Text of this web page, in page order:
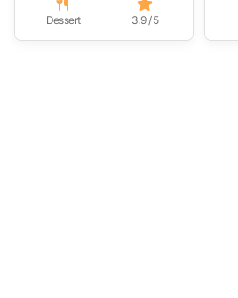
Dessert 3.9 / 5